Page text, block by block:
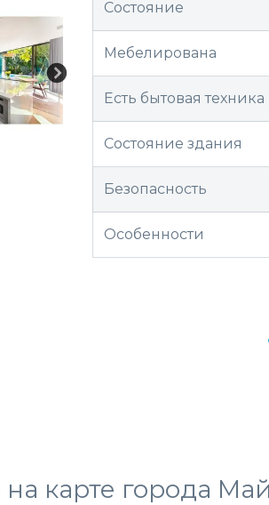
Состояние
Мебелирована
Есть бытовая техника
Состояние здания
Безопасность
Особенности
карте города